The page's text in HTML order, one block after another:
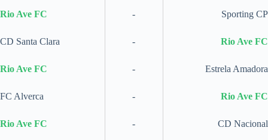
Rio Ave FC - Sporting CP
CD Santa Clara - Rio Ave FC
Rio Ave FC - Estrela Amadora
FC Alverca - Rio Ave FC
Rio Ave FC - CD Nacional